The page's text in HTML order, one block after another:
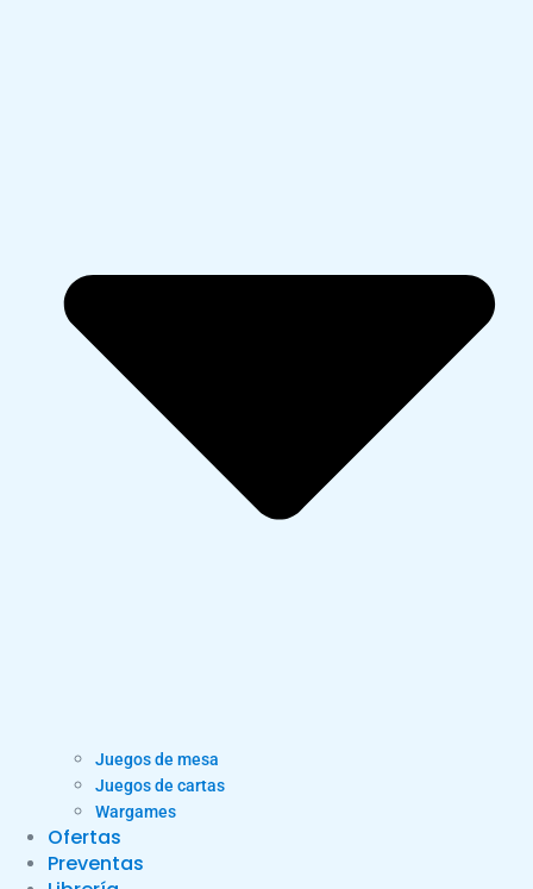
Juegos de mesa
Juegos de cartas
Wargames
Ofertas
Preventas